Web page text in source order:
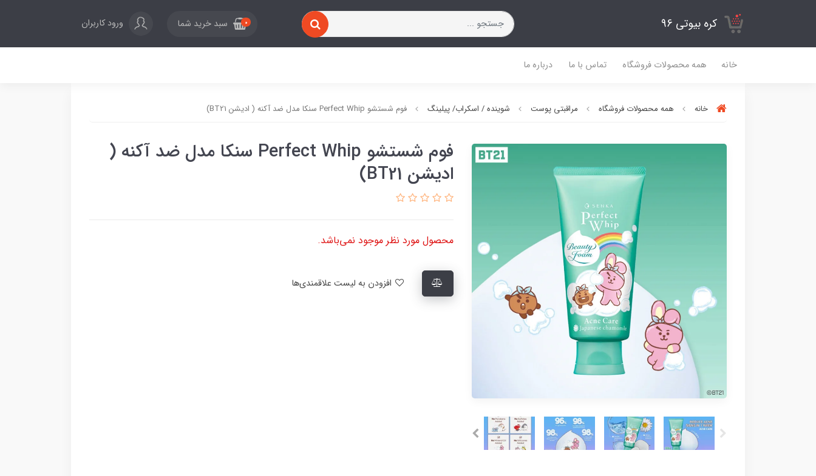
کره بیوتی 96 0 سبد خرید شما ورود کاربران
خانه همه محصولات فروشگاه تماس با ما درباره ما
خانه همه محصولات فروشگاه مراقبتی پوست شوینده / اسکراب/ پیلینگ فوم شستشو Perfect Whip سنکا مدل ضد آکنه ( ادیشن BT21)
فوم شستشو Perfect Whip سنکا مدل ضد آکنه (
ادیشن BT21)
محصول مورد نظر موجود نمی‌باشد.